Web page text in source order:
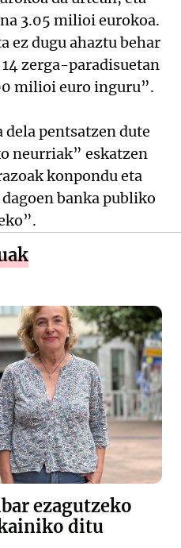
3.05 milioi eurokoa.
ez dugu ahaztu behar
zerga-paradisuetan
milioi euro inguru”.
pentsatzen dute
neurriak” eskatzen
konpondu eta
banka publiko
ezagutzeko
ditu